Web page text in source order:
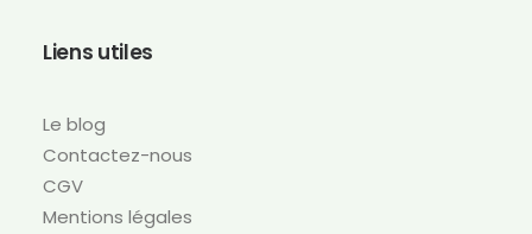
Liens utiles
Le blog
Contactez-nous
CGV
Mentions légales